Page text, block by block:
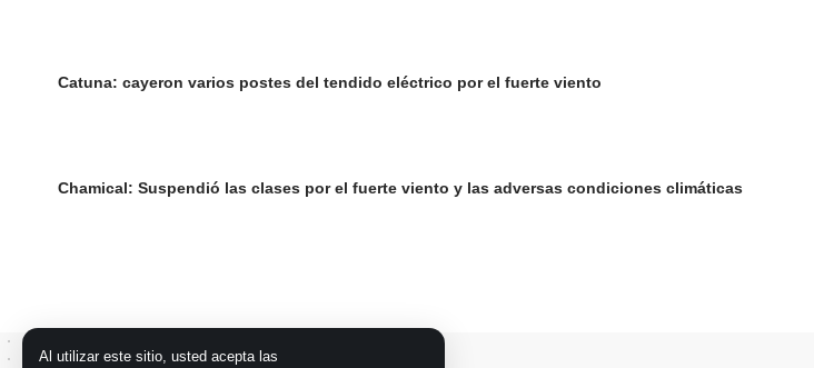
Al utilizar este sitio, usted acepta las
Catuna: cayeron varios postes del tendido eléctrico por el fuerte viento
Chamical: Suspendió las clases por el fuerte viento y las adversas condiciones climáticas